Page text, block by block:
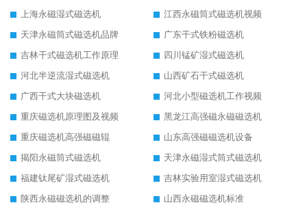
上海永磁湿式磁选机
江西永磁筒式磁选机视频
天津永磁筒式磁选机品牌
广东干式铁粉磁选机
吉林干式磁选机工作原理
四川锰矿湿式磁选机
河北半逆流湿式磁选机
山西矿石干式磁选机
广西干式大块磁选机
河北小型磁选机工作视频
重庆磁选机原理图及视频
黑龙江高强磁永磁磁选机
重庆磁选机高强磁磁辊
山东高强磁磁选机设备
揭阳永磁筒式磁选机
天津永磁湿式筒式磁选机
福建钛尾矿湿式磁选机
吉林实验用室湿式磁选机
陕西永磁磁选机的调整
山西永磁磁选机标准